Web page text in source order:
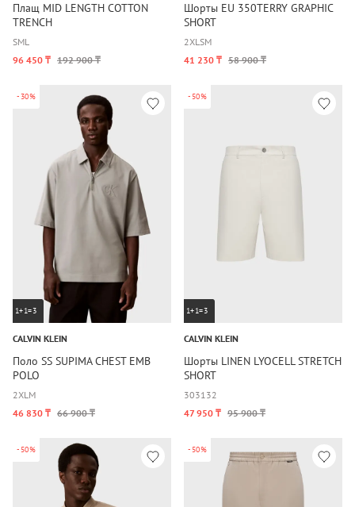
Плащ MID LENGTH COTTON
TRENCH
SML
96 450 ₸ 192 900 ₸
Шорты EU 350TERRY GRAPHIC
SHORT
2XLSM
41 230 ₸ 58 900 ₸
-30%
1+1=3
CALVIN KLEIN
Поло SS SUPIMA CHEST EMB
POLO
2XLM
46 830 ₸ 66 900 ₸
-50%
1+1=3
CALVIN KLEIN
Шорты LINEN LYOCELL STRETCH
SHORT
303132
47 950 ₸ 95 900 ₸
-50% -50%